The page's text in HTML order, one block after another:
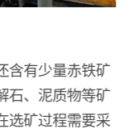
含有少量赤铁矿
石、泥质物等矿
选矿过程需要采